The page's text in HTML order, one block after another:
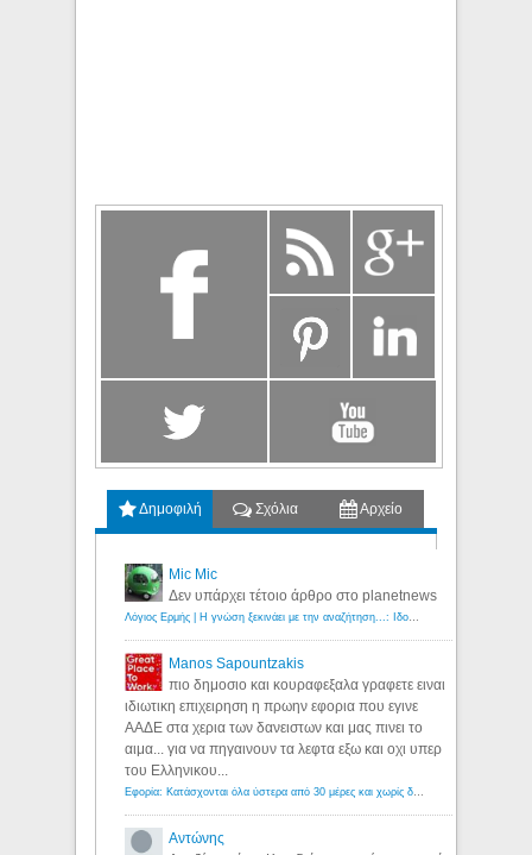
Δημοφιλή Σχόλια Αρχείο
Mic Mic
Δεν υπάρχει τέτοιο άρθρο στο planetnews
Λόγιος Ερμής | Η γνώση ξεκινάει με την αναζήτηση...: Ιδού οι 18 που χρωστούν 11 δις ευρώ!
Manos Sapountzakis
πιο δημοσιο και κουραφεξαλα γραφετε ειναι
ιδιωτικη επιχειρηση η πρωην εφορια που εγινε
ΑΑΔΕ στα χερια των δανειστων και μας πινει το
αιμα... για να πηγαινουν τα λεφτα εξω και οχι υπερ
του Ελληνικου...
Εφορία: Κατάσχονται όλα ύστερα από 30 μέρες και χωρίς δικαστικές αποφάσεις - Λόγιος Ερμής
Αντώνης